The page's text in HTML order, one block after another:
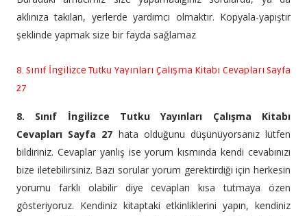
aklınıza takılan, yerlerde yardımcı olmaktır. Kopyala-yapıştır
şeklinde yapmak size bir fayda sağlamaz
8. Sınıf İngilizce Tutku Yayınları Çalışma Kitabı Cevapları Sayfa
27
8. Sınıf İngilizce Tutku Yayınları Çalışma Kitabı
Cevapları Sayfa 27 hata olduğunu düşünüyorsanız lütfen
bildiriniz. Cevaplar yanlış ise yorum kısmında kendi cevabınızı
bize iletebilirsiniz. Bazı sorular yorum gerektirdiği için herkesin
yorumu farklı olabilir diye cevapları kısa tutmaya özen
gösteriyoruz. Kendiniz kitaptaki etkinliklerini yapın, kendiniz